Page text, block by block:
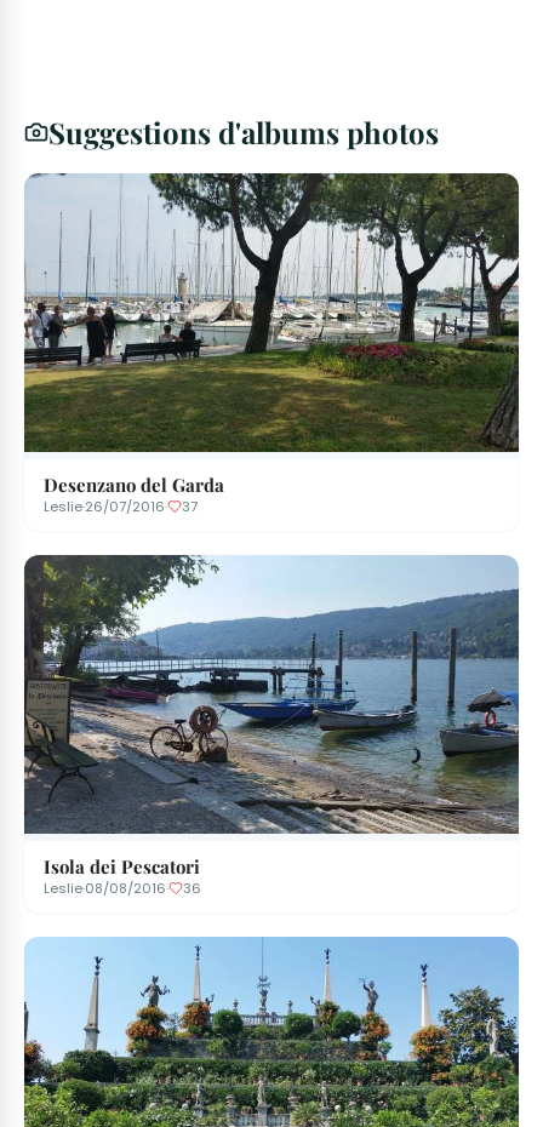
Suggestions d'albums photos
Desenzano del Garda
Leslie·26/07/2016· 37
Isola dei Pescatori
Leslie·08/08/2016· 36